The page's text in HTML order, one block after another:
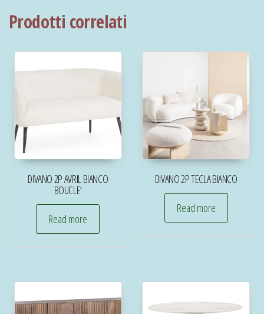
Prodotti correlati
DIVANO 2P AVRIL BIANCO
BOUCLE’
Read more
DIVANO 2P TECLA BIANCO
Read more